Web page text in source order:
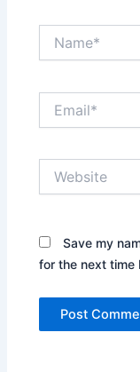
Save my
for the next time